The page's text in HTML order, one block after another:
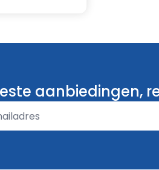
aanbiedingen,